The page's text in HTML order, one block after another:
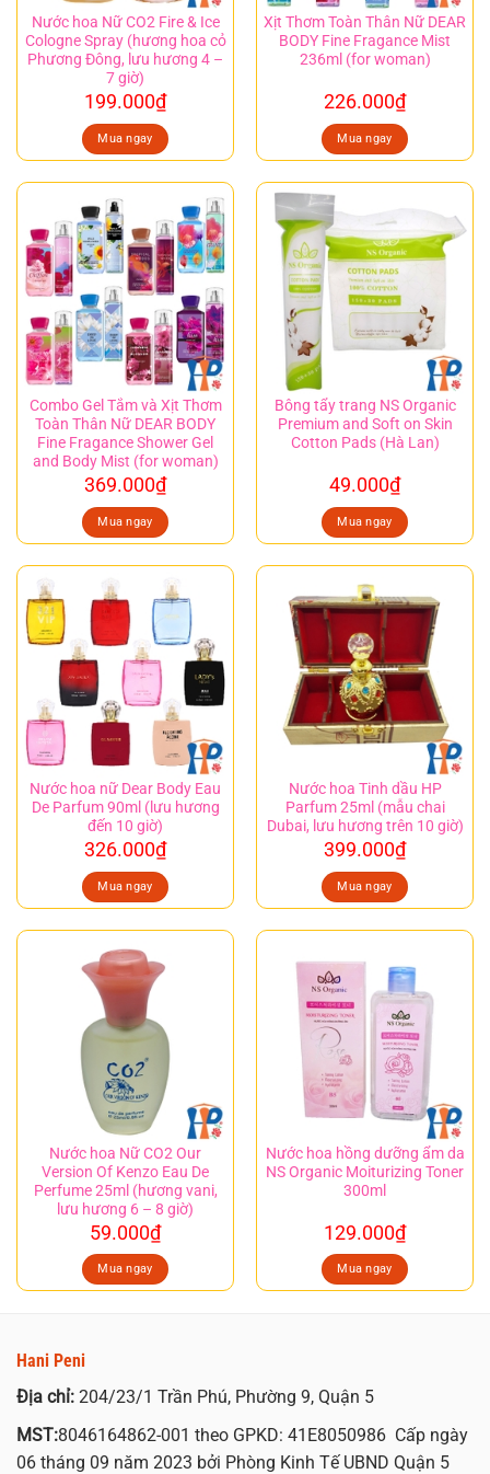
Nước hoa Nữ CO2 Fire & Ice
Cologne Spray (hương hoa cỏ
Phương Đông, lưu hương 4 –
7 giờ)
199.000₫
Mua ngay
Xịt Thơm Toàn Thân Nữ DEAR
BODY Fine Fragance Mist
236ml (for woman)
226.000₫
Mua ngay
Combo Gel Tắm và Xịt Thơm
Toàn Thân Nữ DEAR BODY
Fine Fragance Shower Gel
and Body Mist (for woman)
369.000₫
Mua ngay
Bông tẩy trang NS Organic
Premium and Soft on Skin
Cotton Pads (Hà Lan)
49.000₫
Mua ngay
Nước hoa nữ Dear Body Eau
De Parfum 90ml (lưu hương
đến 10 giờ)
326.000₫
Mua ngay
Nước hoa Tinh dầu HP
Parfum 25ml (mẫu chai
Dubai, lưu hương trên 10 giờ)
399.000₫
Mua ngay
Nước hoa Nữ CO2 Our
Version Of Kenzo Eau De
Perfume 25ml (hương vani,
lưu hương 6 – 8 giờ)
59.000₫
Mua ngay
Nước hoa hồng dưỡng ẩm da
NS Organic Moiturizing Toner
300ml
129.000₫
Mua ngay
Hani Peni
Địa chỉ: 204/23/1 Trần Phú, Phường 9, Quận 5
MST:8046164862-001 theo GPKD: 41E8050986 Cấp ngày
06 tháng 09 năm 2023 bởi Phòng Kinh Tế UBND Quận 5